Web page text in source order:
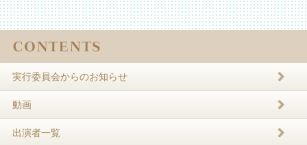
実行委員会からのお知らせ
動画
出演者一覧